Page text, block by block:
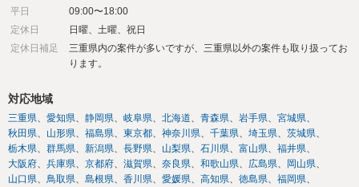
平日
09:00〜18:00
定休日
日曜、土曜、祝日
定休日補足
三重県内の案件が多いですが、三重県以外の案件も取り扱ってお
ります。
対応地域
三重県 愛知県 静岡県 岐阜県 北海道 青森県 岩手県
宮城県
秋田県
山形県 福島県 東京都 神奈川県 千葉県 埼玉県
茨城県
栃木県
群馬県 新潟県 長野県 山梨県 石川県 富山県
福井県
大阪府
兵庫県 京都府 滋賀県 奈良県 和歌山県 広島県
岡山県
山口県
鳥取県 島根県 香川県 愛媛県 高知県 徳島県
福岡県